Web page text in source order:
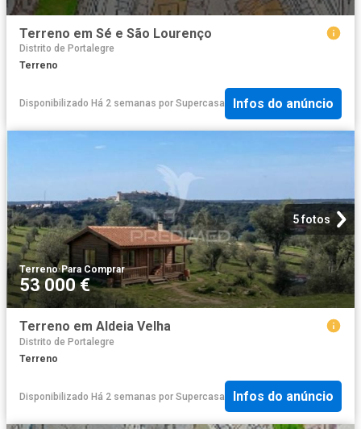
Terreno em Sé e São Lourenço
Distrito de Portalegre
Terreno
Disponibilizado Há 2 semanas por Supercasa Infos do anúncio
5 fotos
Terreno·Para Comprar
53 000 €
Terreno em Aldeia Velha
Distrito de Portalegre
Terreno
Disponibilizado Há 2 semanas por Supercasa Infos do anúncio